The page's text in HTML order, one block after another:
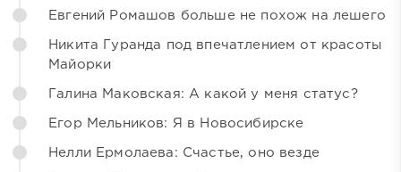
Евгений Ромашов больше не похож на лешего
Никита Гуранда под впечатлением от красоты
Майорки
Галина Маковская: А какой у меня статус?
Егор Мельников: Я в Новосибирске
Нелли Ермолаева: Счастье, оно везде